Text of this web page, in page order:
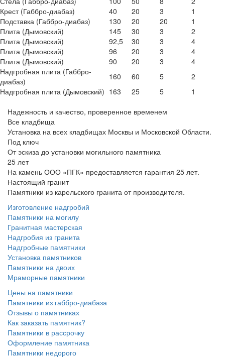
Крест (Габбро-диабаз)
40 20 3
1
Подставка (Габбро-диабаз)
130 20 20
1
Плита (Дымовский)
145 30 3
2
Плита (Дымовский)
92,5 30 3
4
Плита (Дымовский)
96 20 3
4
Плита (Дымовский)
90 20 3
4
Надгробная плита (Габбро-
диабаз)
160 60 5
2
Надгробная плита (Дымовский) 163 25 5
1
Надежность и качество, проверенное временем
Все кладбища
Установка на всех кладбищах Москвы и Московской Области.
Под ключ
От эскиза до установки могильного памятника
25 лет
На камень ООО «ПГК» предоставляется гарантия 25 лет.
Настоящий гранит
Памятники из карельского гранита от производителя.
Изготовление надгробий
Памятники на могилу
Гранитная мастерская
Надгробия из гранита
Надгробные памятники
Установка памятников
Памятники на двоих
Мраморные памятники
Цены на памятники
Памятники из габбро-диабаза
Отзывы о памятниках
Как заказать памятник?
Памятники в рассрочку
Оформление памятника
Памятники недорого